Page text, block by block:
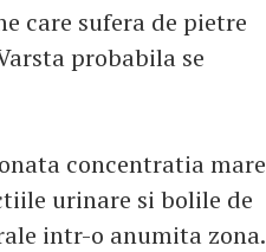
care sufera de pietre
probabila se
concentratia mare
urinare si bolile de
intr-o anumita zona.